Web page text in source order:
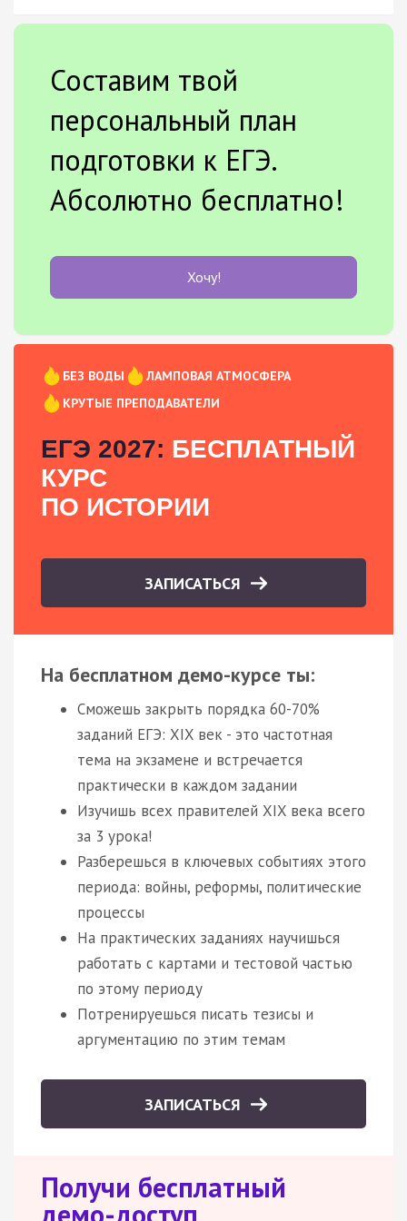
Составим твой
персональный план
подготовки к ЕГЭ.
Абсолютно бесплатно!
Хочу!
БЕЗ ВОДЫ
ЛАМПОВАЯ АТМОСФЕРА
КРУТЫЕ ПРЕПОДАВАТЕЛИ
ЕГЭ 2027: БЕСПЛАТНЫЙ
КУРС
ПО ИСТОРИИ
ЗАПИСАТЬСЯ
На бесплатном демо-курсе ты:
Сможешь закрыть порядка 60-70%
заданий ЕГЭ: XIX век - это частотная
тема на экзамене и встречается
практически в каждом задании
Изучишь всех правителей XIX века всего
за 3 урока!
Разберешься в ключевых событиях этого
периода: войны, реформы, политические
процессы
На практических заданиях научишься
работать с картами и тестовой частью
по этому периоду
Потренируешься писать тезисы и
аргументацию по этим темам
ЗАПИСАТЬСЯ
Получи бесплатный